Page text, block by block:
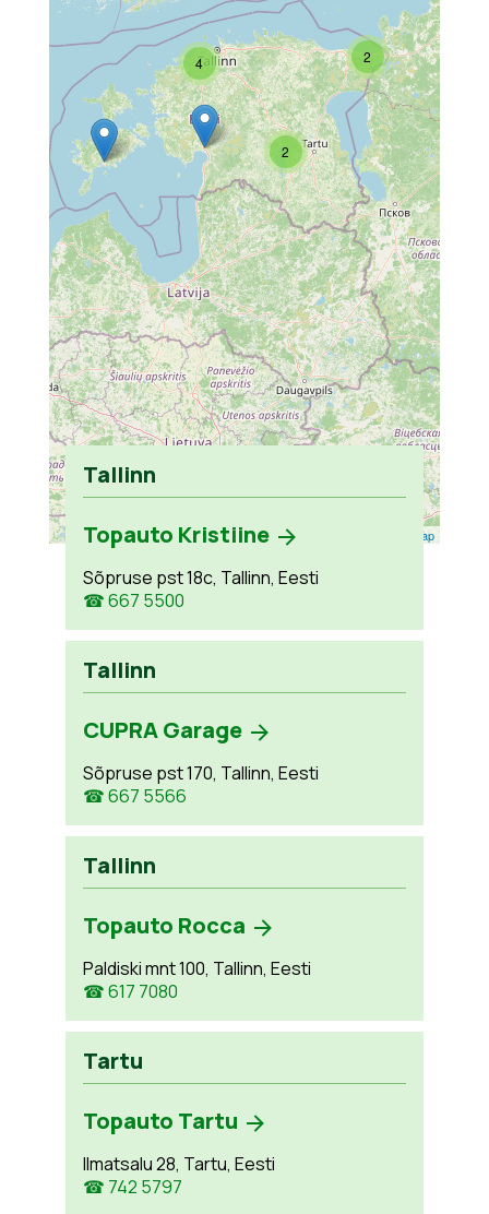
2
2
4
Leaflet OpenStreetMap
Tallinn
Topauto Kristiine
Sõpruse pst 18c, Tallinn, Eesti
☎ 667 5500
Tallinn
CUPRA Garage
Sõpruse pst 170, Tallinn, Eesti
☎ 667 5566
Tallinn
Topauto Rocca
Paldiski mnt 100, Tallinn, Eesti
☎ 617 7080
Tartu
Topauto Tartu
Ilmatsalu 28, Tartu, Eesti
☎ 742 5797